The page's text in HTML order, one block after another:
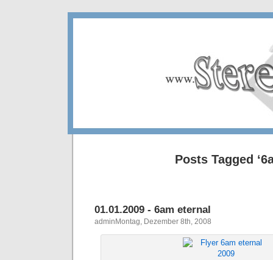
Posts Tagged
01.01.2009 - 6am eternal
adminMontag, Dezember 8th, 2008